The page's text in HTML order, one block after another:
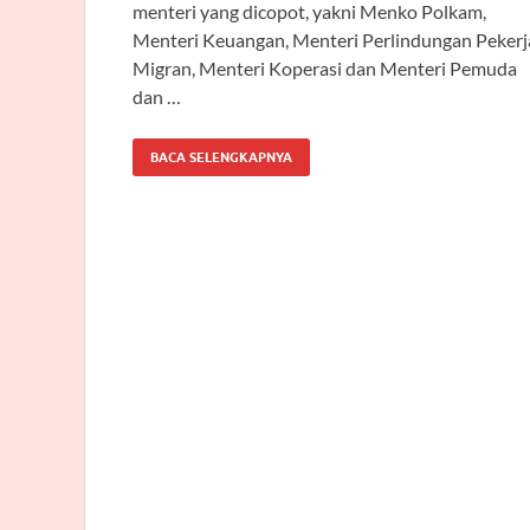
menteri yang dicopot, yakni Menko Polkam,
Menteri Keuangan, Menteri Perlindungan
Migran, Menteri Koperasi dan Menteri Pemuda
dan …
BACA SELENGKAPNYA